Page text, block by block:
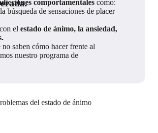
comportamentalescomo:
búsqueda de sensaciones de placer
el estado de ánimo, la ansiedad,
saben cómo hacer frente al
nuestro programa de
del estado de ánimo